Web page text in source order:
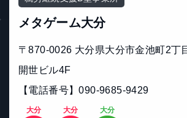
メタゲーム大分
〒870-0026 大分県大分市金池町2丁
開世ビル4F
【電話番号】090‐9685‐9429
大分 大分 大分